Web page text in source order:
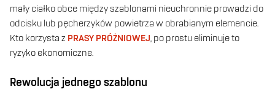
mały ciałko obce między szablonami nieuchronnie prowadzi do
odcisku lub pęcherzyków powietrza w obrabianym elemencie.
Kto korzysta z PRASY PRÓŻNIOWEJ, po prostu eliminuje to
ryzyko ekonomiczne.
Rewolucja jednego szablonu